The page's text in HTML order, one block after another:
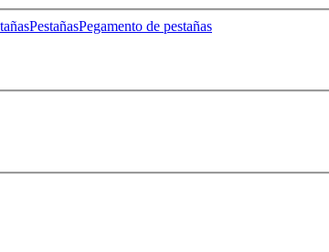
PestañasPegamento de pestañas